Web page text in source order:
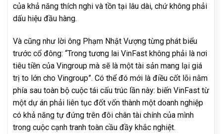
của khả năng thích nghi và tồn tại lâu dài, chứ không phải
dấu hiệu đầu hàng.
Và cũng như lời ông Phạm Nhật Vượng từng phát biểu
trước cổ đông: “Trong tương lai VinFast không phải là nơi
tiêu tiền của Vingroup mà sẽ là một tài sản mang lại giá
trị to lớn cho Vingroup”. Có thể đó mới là điều cốt lõi nằm
phía sau toàn bộ cuộc tái cấu trúc lần này: biến VinFast từ
một dự án phải liên tục đốt vốn thành một doanh nghiệp
có khả năng tự đứng trên đôi chân tài chính của mình
trong cuộc cạnh tranh toàn cầu đầy khắc nghiệt.